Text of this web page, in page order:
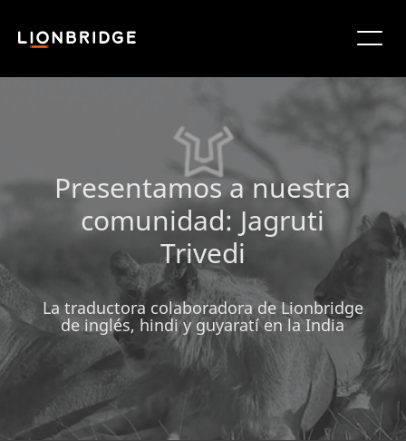
Presentamos a nuestra
comunidad: Jagruti
Trivedi
La traductora colaboradora de Lionbridge
de inglés, hindi y guyaratí en la India